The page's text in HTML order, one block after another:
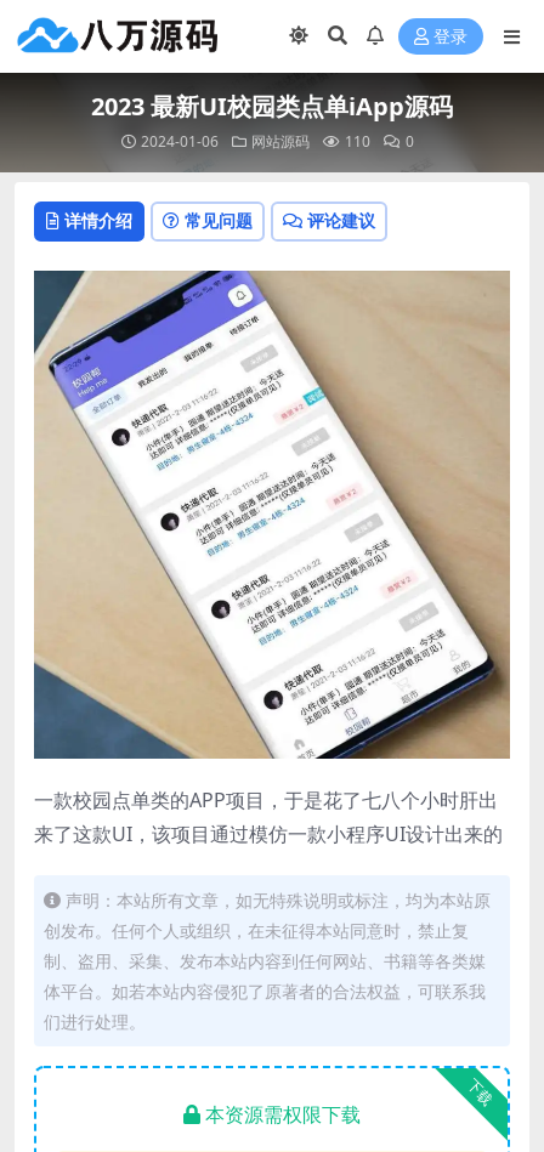
登录
2023 最新UI校园类点单iApp源码
2024-01-06 网站源码 110 0
详情介绍 常见问题 评论建议
一款校园点单类的APP项目，于是花了七八个小时肝出
来了这款UI，该项目通过模仿一款小程序UI设计出来的
声明：本站所有文章，如无特殊说明或标注，均为本站原
创发布。任何个人或组织，在未征得本站同意时，禁止复
制、盗用、采集、发布本站内容到任何网站、书籍等各类媒
体平台。如若本站内容侵犯了原著者的合法权益，可联系我
们进行处理。
下载
本资源需权限下载